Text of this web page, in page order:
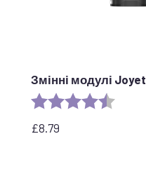
Змінні модулі
Рейтинг:
£8.79